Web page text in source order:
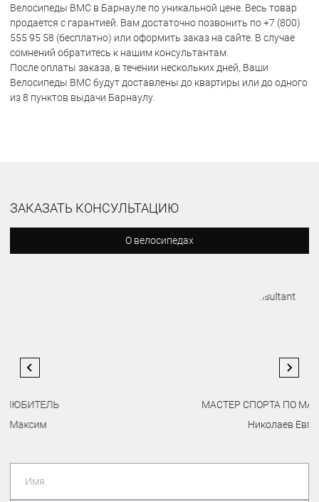
Велосипеды BMC в Барнауле по уникальной цене. Весь товар
продается с гарантией. Вам достаточно позвонить по +7 (800)
555 95 58 (бесплатно) или оформить заказ на сайте. В случае
сомнений обратитесь к нашим консультантам.
После оплаты заказа, в течении нескольких дней, Ваши
Велосипеды BMC будут доставлены до квартиры или до одного
из 8 пунктов выдачи Барнаулу.
ЗАКАЗАТЬ КОНСУЛЬТАЦИЮ
О велосипедах
МАСТЕР СПОРТА ПО МАУНТИНБАЙКУ